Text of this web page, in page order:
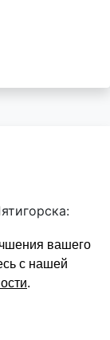
вашего
с нашей
.